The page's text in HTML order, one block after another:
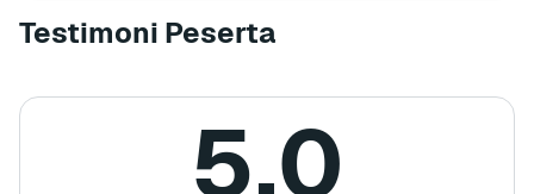
Testimoni Peserta
5.0